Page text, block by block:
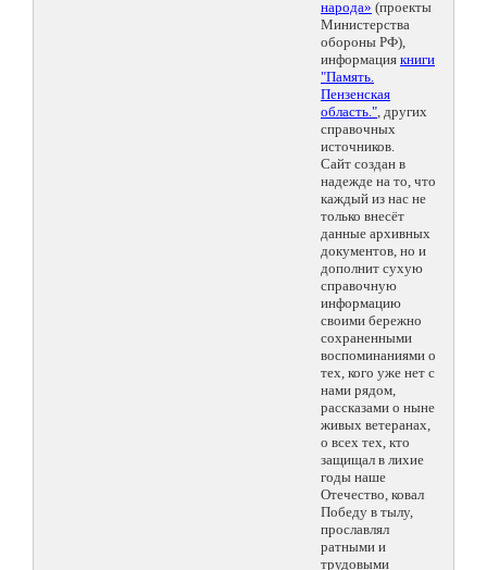
народа» (проекты
Министерства
обороны РФ),
информация книги
"Память.
Пензенская
область.", других
справочных
источников.
Сайт создан в
надежде на то, что
каждый из нас не
только внесёт
данные архивных
документов, но и
дополнит сухую
справочную
информацию
своими бережно
сохраненными
воспоминаниями о
тех, кого уже нет с
нами рядом,
рассказами о ныне
живых ветеранах,
о всех тех, кто
защищал в лихие
годы наше
Отечество, ковал
Победу в тылу,
прославлял
ратными и
трудовыми